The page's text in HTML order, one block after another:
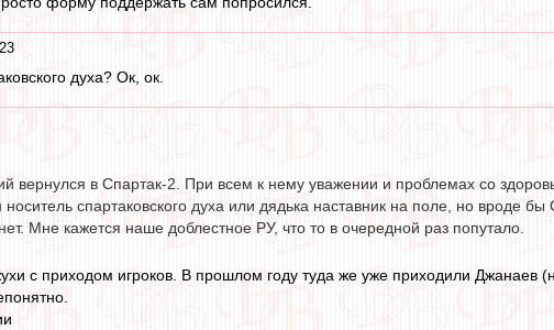
духа? Ок, ок.
вернулся в Спартак-2. При всем к нему уважении и проблемах со
спартаковского духа или дядька наставник на поле, но вроде бы
Мне кажется наше доблестное РУ, что то в очередной раз попутало.
с приходом игроков. В прошлом году туда же уже приходили Джанаев